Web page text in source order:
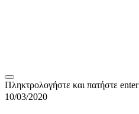
Πληκτρολογήστε και πατήστε enter
10/03/2020